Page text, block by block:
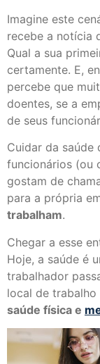
Imagine este
recebe a notícia
Qual a sua
certamente. E,
percebe que
doentes, se a
de seus
Cuidar da saúde
funcionários (ou
gostam de
para a própria
trabalham.
Chegar a esse
Hoje, a saúde é
trabalhador
local de trabalho
saúde física e